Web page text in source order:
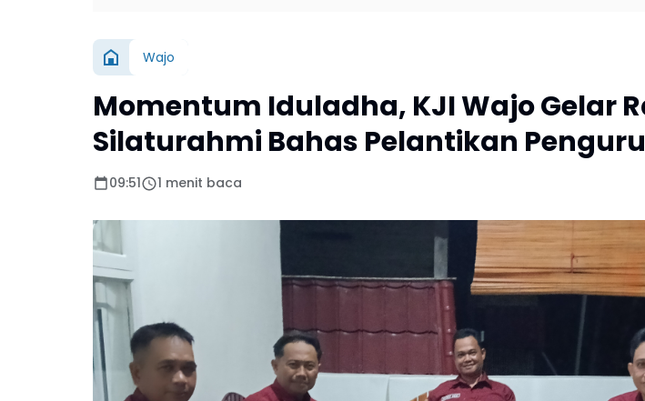
Wajo
Momentum Iduladha, KJI Wajo Gelar
Silaturahmi Bahas Pelantikan
09:51 1 menit baca